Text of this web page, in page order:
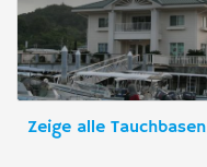
Zeige alle Tauchbasen